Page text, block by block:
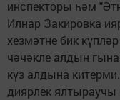
инспекторы һәм
Илнар Закировка
хезмәтне бик
чәчәкле алдын
күз алдына
диярлек